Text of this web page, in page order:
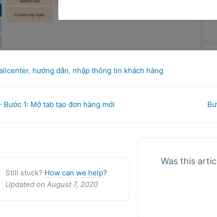
, hướng dẫn, nhập thông tin khách hàng
Bước 1: Mở tab tạo đơn hàng mới
Still stuck? How can we help?
Updated on August 7, 2020
Was this